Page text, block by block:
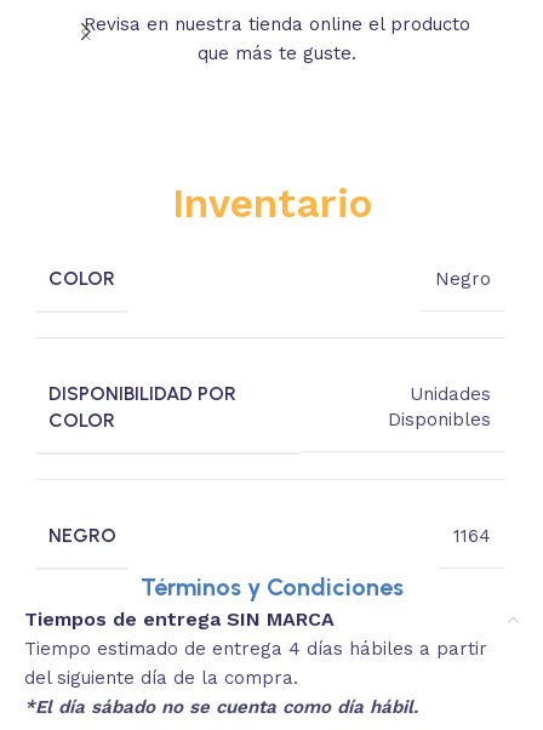
Revisa en nuestra tienda online el producto
que más te guste.
Inventario
COLOR Negro
DISPONIBILIDAD POR
COLOR
Unidades
Disponibles
NEGRO 1164
Términos y Condiciones
Tiempos de entrega SIN MARCA
Tiempo estimado de entrega 4 días hábiles a partir
del siguiente día de la compra.
*El día sábado no se cuenta como día hábil.